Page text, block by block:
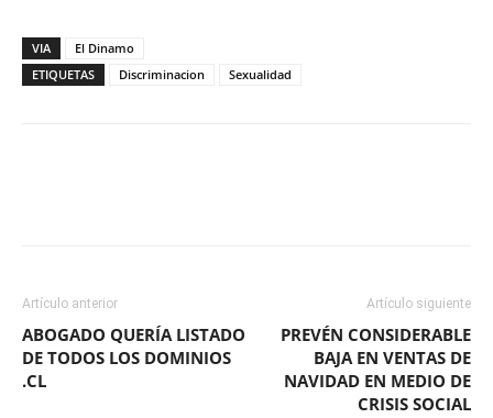
VIA
El Dinamo
ETIQUETAS
Discriminacion Sexualidad
Artículo anterior
ABOGADO QUERÍA LISTADO
DE TODOS LOS DOMINIOS
.CL
Artículo siguiente
PREVÉN CONSIDERABLE
BAJA EN VENTAS DE
NAVIDAD EN MEDIO DE
CRISIS SOCIAL